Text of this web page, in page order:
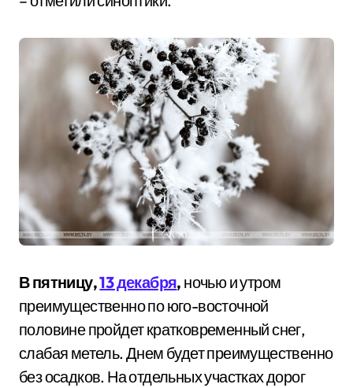
В пятницу,13 декабря, ночью и утром
преимущественно по юго-восточной
половине пройдет кратковременный снег,
слабая метель. Днем будет преимущественно
без осадков. На отдельных участках дорог